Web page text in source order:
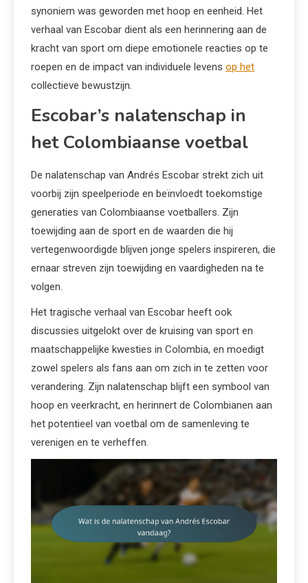
synoniem was geworden met hoop en eenheid. Het
verhaal van Escobar dient als een herinnering aan de
kracht van sport om diepe emotionele reacties op te
roepen en de impact van individuele levens op het
collectieve bewustzijn.
Escobar’s nalatenschap in
het Colombiaanse voetbal
De nalatenschap van Andrés Escobar strekt zich uit
voorbij zijn speelperiode en beïnvloedt toekomstige
generaties van Colombiaanse voetballers. Zijn
toewijding aan de sport en de waarden die hij
vertegenwoordigde blijven jonge spelers inspireren, die
ernaar streven zijn toewijding en vaardigheden na te
volgen.
Het tragische verhaal van Escobar heeft ook
discussies uitgelokt over de kruising van sport en
maatschappelijke kwesties in Colombia, en moedigt
zowel spelers als fans aan om zich in te zetten voor
verandering. Zijn nalatenschap blijft een symbool van
hoop en veerkracht, en herinnert de Colombianen aan
het potentieel van voetbal om de samenleving te
verenigen en te verheffen.